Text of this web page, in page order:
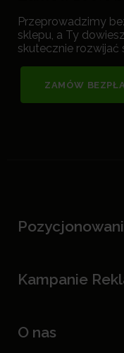
Przeprowadzimy
sklepu, a Ty
skutecznie rozwijać
ZAMÓW
Kampanie
O nas